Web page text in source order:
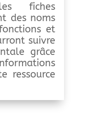
fiches
des noms
et
suivre
grâce
ressource